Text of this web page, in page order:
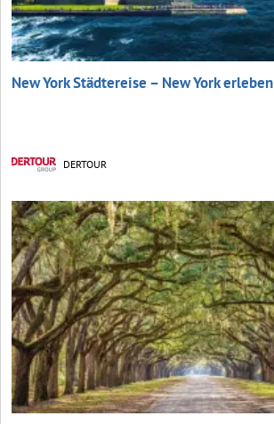
New York Städtereise – New York erleben
DERTOUR